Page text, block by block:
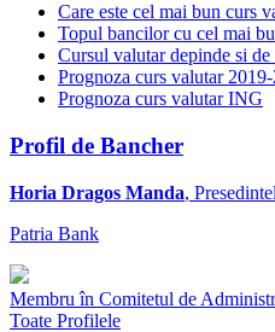
Care este cel mai bun curs
Topul bancilor cu cel mai
Cursul valutar depinde si
Prognoza curs valutar
Prognoza curs valutar ING
Profil de Bancher
Horia Dragos Manda,
Patria Bank
Membru în Comitetul de
Toate Profilele